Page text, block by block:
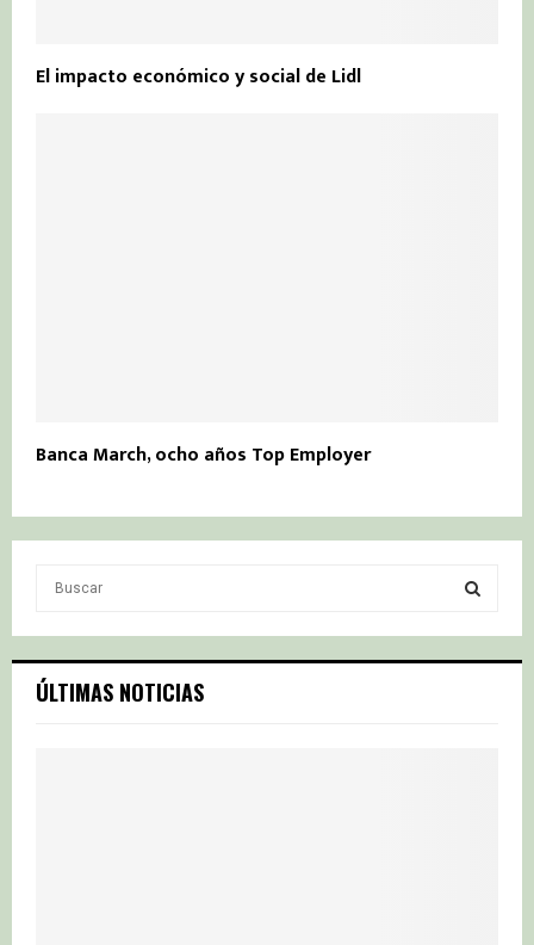
El impacto económico y social de Lidl
Banca March, ocho años Top Employer
c
h
S
ÚLTIMAS NOTICIAS